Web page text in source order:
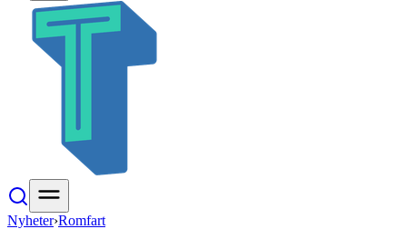
Nyheter›Romfart